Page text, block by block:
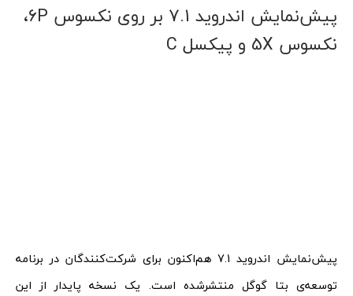
پیش‌نمایش اندروید 7.1 بر روی نکسوس 6P،
نکسوس 5X و پیکسل C
پیش‌نمایش اندروید 7.1 هم‌اکنون برای شرکت‌کنندگان در برنامه
توسعه‌ی بتا گوگل منتشرشده است. یک نسخه پایدار از این